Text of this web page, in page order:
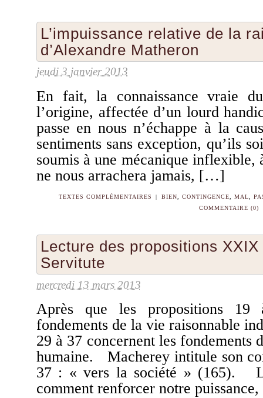
L’impuissance relative de la
d’Alexandre Matheron
jeudi 3 janvier 2013
En fait, la connaissance vraie
l’origine, affectée d’un lourd
passe en nous n’échappe à la
sentiments sans exception, qu’ils
soumis à une mécanique
ne nous arrachera jamais, […]
TEXTES COMPLÉMENTAIRES BIEN, CONTINGENCE, MAL,
COMMENTAIRE (0)
Lecture des propositions
Servitute
mercredi 13 mars 2013
Après que les propositions
fondements de la vie raisonnable
29 à 37 concernent les fondements
humaine. Macherey intitule son
37 : « vers la société » (165).
comment renforcer notre